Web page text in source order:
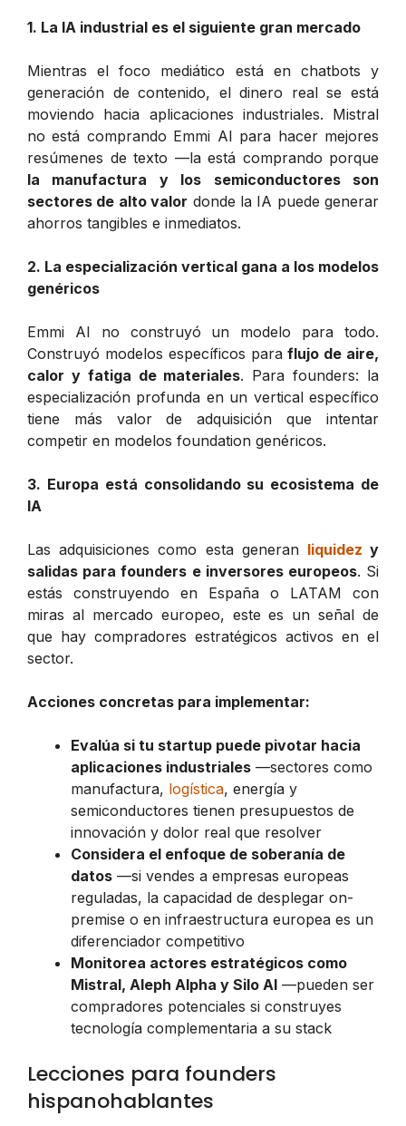
1. La IA industrial es el siguiente gran mercado
Mientras el foco mediático está en chatbots y
generación de contenido, el dinero real se está
moviendo hacia aplicaciones industriales. Mistral
no está comprando Emmi AI para hacer mejores
resúmenes de texto —la está comprando porque
la manufactura y los semiconductores son
sectores de alto valor donde la IA puede generar
ahorros tangibles e inmediatos.
2. La especialización vertical gana a los modelos
genéricos
Emmi AI no construyó un modelo para todo.
Construyó modelos específicos paraflujo de aire,
calor y fatiga de materiales. Para founders: la
especialización profunda en un vertical específico
tiene más valor de adquisición que intentar
competir en modelos foundation genéricos.
3. Europa está consolidando su ecosistema de
IA
Las adquisiciones como esta generan liquidez y
salidas para founders e inversores europeos. Si
estás construyendo en España o LATAM con
miras al mercado europeo, este es un señal de
que hay compradores estratégicos activos en el
sector.
Acciones concretas para implementar:
Evalúa si tu startup puede pivotar hacia
aplicaciones industriales —sectores como
manufactura, logística, energía y
semiconductores tienen presupuestos de
innovación y dolor real que resolver
Considera el enfoque de soberanía de
datos —si vendes a empresas europeas
reguladas, la capacidad de desplegar on-
premise o en infraestructura europea es un
diferenciador competitivo
Monitorea actores estratégicos como
Mistral, Aleph Alpha y Silo AI —pueden ser
compradores potenciales si construyes
tecnología complementaria a su stack
Lecciones para founders
hispanohablantes